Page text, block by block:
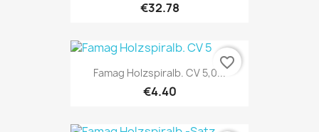
€32.78
Famag Holzspiralb. CV 5,0...
€4.40
favorite_border